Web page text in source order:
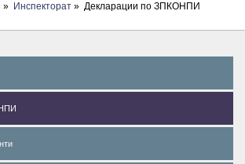
» Инспекторат » Декларации по ЗПКОНПИ